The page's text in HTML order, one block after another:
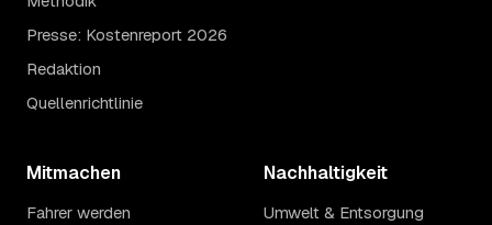
Presse: Kostenreport 2026
Redaktion
Quellenrichtlinie
Mitmachen
Fahrer werden
Nachhaltigkeit
Umwelt & Entsorgung